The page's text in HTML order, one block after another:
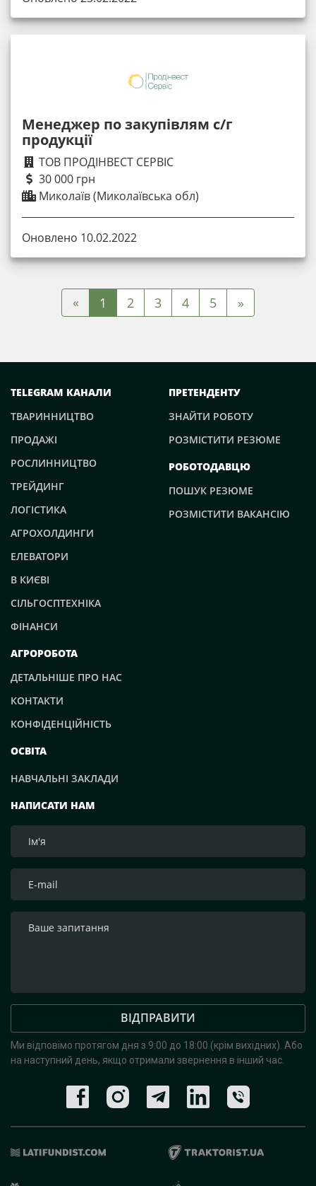
Менеджер по закупівлям с/г
продукції
ТОВ ПРОДІНВЕСТ СЕРВІС
30 000 грн
Миколаїв (Миколаївська обл)
Оновлено 10.02.2022
« 1 2 3 4 5 »
НАПИСАТИ НАМ
ВІДПРАВИТИ
Ми відповімо протягом дня з 9:00 до 18:00 (крім вихідних). Або
на наступний день, якщо отримали звернення в інший час.
TELEGRAM КАНАЛИ
ТВАРИННИЦТВО
ПРОДАЖІ
РОСЛИННИЦТВО
ТРЕЙДИНГ
ЛОГІСТИКА
АГРОХОЛДИНГИ
ЕЛЕВАТОРИ
В КИЄВІ
СІЛЬГОСПТЕХНІКА
ФІНАНСИ
ПРЕТЕНДЕНТУ
ЗНАЙТИ РОБОТУ
РОЗМІСТИТИ РЕЗЮМЕ
РОБОТОДАВЦЮ
ПОШУК РЕЗЮМЕ
РОЗМІСТИТИ ВАКАНСІЮ
АГРОРОБОТА
ДЕТАЛЬНІШЕ ПРО НАС
КОНТАКТИ
КОНФІДЕНЦІЙНІСТЬ
ОСВІТА
НАВЧАЛЬНІ ЗАКЛАДИ